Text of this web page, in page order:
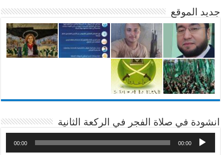
جديد الموقع
انشودة في صلاة الفجر في الركعة الثانية
00:00
00:00